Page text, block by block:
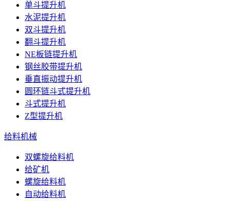
单斗提升机
水泥提升机
双斗提升机
翻斗提升机
NE板链提升机
钢丝胶带提升机
垂直振动提升机
圆环链斗式提升机
斗式提升机
Z型提升机
给料机械
双螺旋给料机
给矿机
螺旋给料机
自动给料机